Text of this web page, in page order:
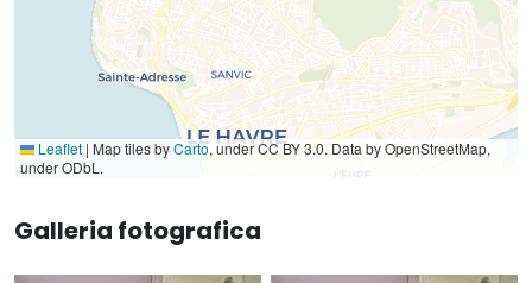
Leaflet | Map tiles byCarto, under CC BY 3.0. Data by OpenStreetMap,
under ODbL.
Galleria fotografica